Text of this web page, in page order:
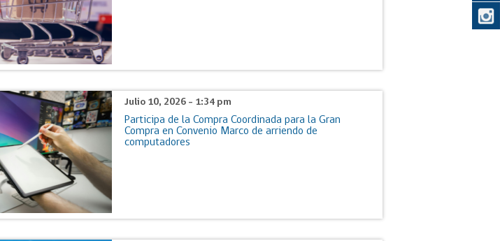
Julio 10, 2026 - 1:34 pm
Participa de la Compra Coordinada para la Gran
Compra en Convenio Marco de arriendo de
computadores